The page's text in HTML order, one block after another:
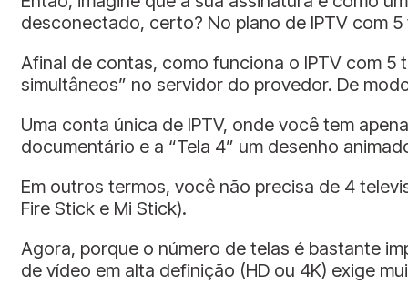
desconectado, certo? No plano de IPTV com
Afinal de contas, como funciona o IPTV com
simultâneos” no servidor do provedor. De
Uma conta única de IPTV, onde você tem
documentário e a “Tela 4” um desenho
Em outros termos, você não precisa de 4
Fire Stick e Mi Stick).
Agora, porque o número de telas é bastante
de vídeo em alta definição (HD ou 4K) exige